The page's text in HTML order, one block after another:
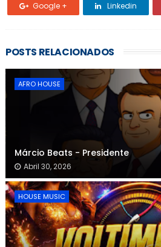
Google + Linkedin
POSTS RELACIONADOS
AFRO HOUSE
Márcio Beats - Presidente
Abril 30, 2026
HOUSE MUSIC